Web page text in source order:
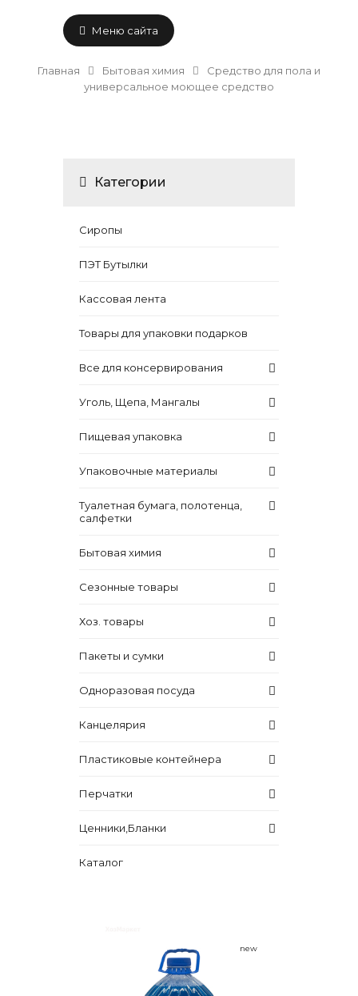
Меню сайта
Главная Бытовая химия
Средство для пола и
универсальное моющее средство
Категории
Сиропы
ПЭТ Бутылки
Кассовая лента
Товары для упаковки подарков
Все для консервирования
Уголь, Щепа, Мангалы
Пищевая упаковка
Упаковочные материалы
Туалетная бумага, полотенца,
салфетки
Бытовая химия
Сезонные товары
Хоз. товары
Пакеты и сумки
Одноразовая посуда
Канцелярия
Пластиковые контейнера
Перчатки
Ценники,Бланки
Каталог
new